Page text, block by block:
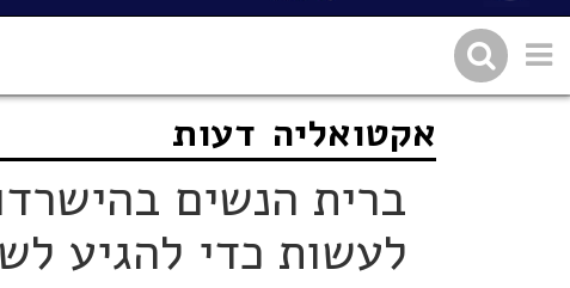
שתפו בפייסבוק
אקטואליה דעות
ברית הנשים
לעשות כדי להגיע